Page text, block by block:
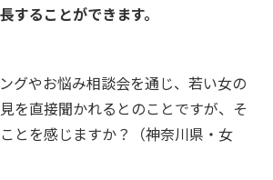
することができます。
グやお悩み相談会を通じ、若い女の
を直接聞かれるとのことですが、そ
とを感じますか？（神奈川県・女